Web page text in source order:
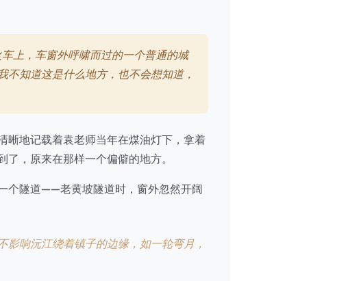
上，车窗外呼啸而过的一个普通的城
知道这是什么地方，也不会想知道，
晰地记载着袁老师当年在煤油灯下，拿着
，原来在那样一个偏僻的地方。
个隧道——老黄坡隧道时，窗外忽然开阔
响沅江绕着镇子的边缘，如一轮弯月，